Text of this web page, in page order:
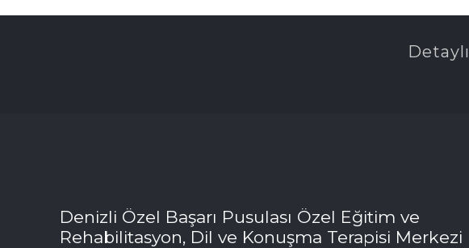
Denizli Özel Başarı Pusulası Özel Eğitim ve
Rehabilitasyon, Dil ve Konuşma Terapisi Merkezi